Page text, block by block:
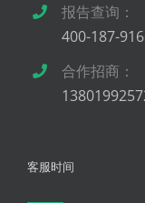
报告查询：
400-187-
合作招商：
客服时间